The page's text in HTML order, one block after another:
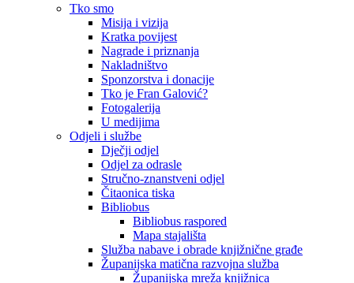
Tko smo
Misija i vizija
Kratka povijest
Nagrade i priznanja
Nakladništvo
Sponzorstva i donacije
Tko je Fran Galović?
Fotogalerija
U medijima
Odjeli i službe
Dječji odjel
Odjel za odrasle
Stručno-znanstveni odjel
Čitaonica tiska
Bibliobus
Bibliobus raspored
Mapa stajališta
Služba nabave i obrade knjižnične građe
Županijska matična razvojna služba
Županijska mreža knjižnica